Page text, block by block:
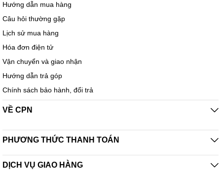
Hướng dẫn mua hàng
Câu hỏi thường gặp
Lịch sử mua hàng
Hóa đơn điện tử
Vận chuyển và giao nhận
Hướng dẫn trả góp
Chính sách bảo hành, đổi trả
VỀ CPN
PHƯƠNG THỨC THANH TOÁN
DỊCH VỤ GIAO HÀNG